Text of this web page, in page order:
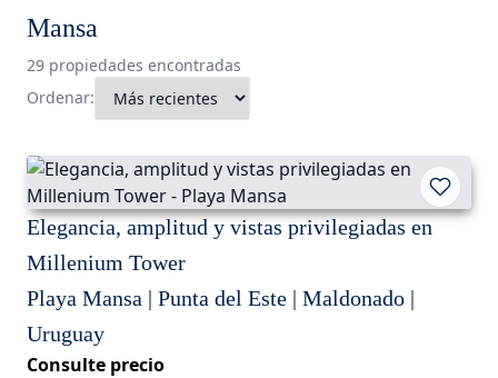
Mansa
29 propiedades encontradas
Ordenar:
Elegancia, amplitud y vistas privilegiadas en
Millenium Tower
Playa Mansa | Punta del Este | Maldonado |
Uruguay
Consulte precio